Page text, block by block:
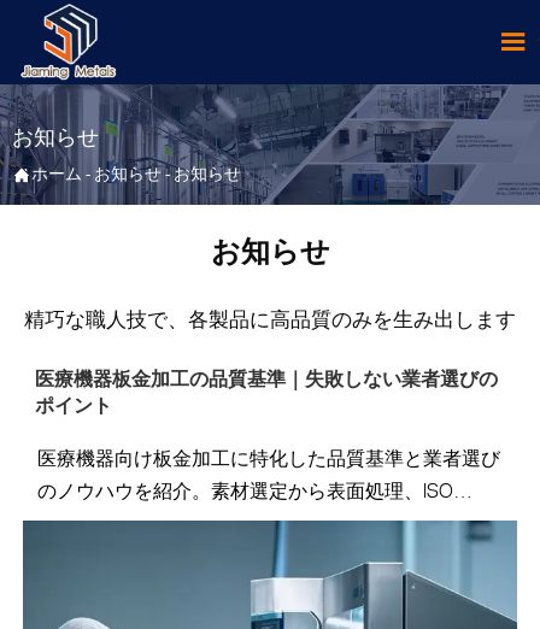

お知らせ
ホーム - お知らせ - お知らせ
お知らせ
精巧な職人技で、各製品に高品質のみを生み出します
医療機器板金加工の品質基準｜失敗しない業者選びの
ポイント
医療機器向け板金加工に特化した品質基準と業者選び
のノウハウを紹介。素材選定から表面処理、ISO
13485認証の重要性まで、医療機器製造に不可欠な板